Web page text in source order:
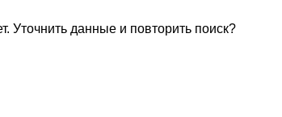
Уточнить данные и повторить поиск?